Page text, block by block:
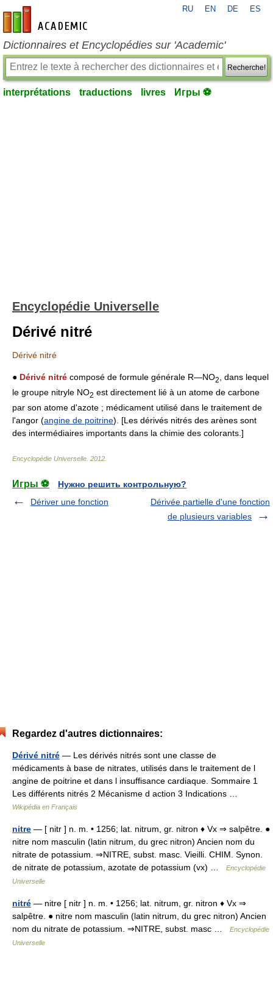
fr-academic.com
RU EN DE ES
Dictionnaires et Encyclopédies sur 'Academic'
Recherche!
interprétations traductions livres Игры ⚽
Encyclopédie Universelle
Dérivé nitré
Dérivé nitré
● Dérivé nitré composé de formule générale R―NO2
, dans lequel
le groupe nitryle NO2 est directement lié à un atome de carbone
par son atome d'azote ; médicament utilisé dans le traitement de
l'angor (angine de poitrine). [Les dérivés nitrés des arènes sont
des intermédiaires importants dans la chimie des colorants.]
Encyclopédie Universelle 2012
Игры ⚽
Нужно решить контрольную?
Dériver une fonction
Dérivée partielle d'une fonction
de plusieurs variables
Regardez d'autres dictionnaires:
Dérivé nitré — Les dérivés nitrés sont une classe de
médicaments à base de nitrates, utilisés dans le traitement de l
angine de poitrine et dans l insuffisance cardiaque. Sommaire 1
Les différents nitrés 2 Mécanisme d action 3 Indications …
Wikipédia en Français
nitre — [ nitr ] n. m. • 1256; lat. nitrum, gr. nitron ♦ Vx ⇒ salpêtre. ●
nitre nom masculin (latin nitrum, du grec nitron) Ancien nom du
nitrate de potassium. ⇒NITRE, subst. masc. Vieilli. CHIM. Synon.
de nitrate de potassium, azotate de potassium (vx) …
Encyclopédie
Universelle
nitré — nitre [ nitr ] n. m. • 1256; lat. nitrum, gr. nitron ♦ Vx ⇒
salpêtre. ● nitre nom masculin (latin nitrum, du grec nitron) Ancien
nom du nitrate de potassium. ⇒NITRE, subst. masc …
Encyclopédie
Universelle